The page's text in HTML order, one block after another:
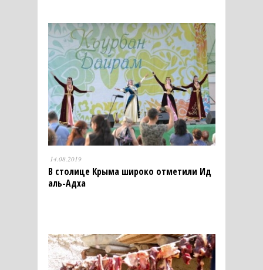
14.08.2019
В столице Крыма широко отметили Ид
аль-Адха